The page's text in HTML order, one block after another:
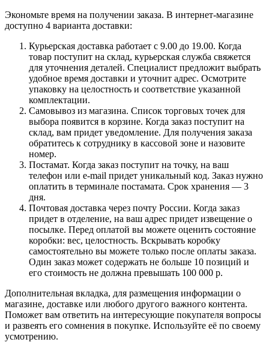
Экономьте время на получении заказа. В интернет-магазине
доступно 4 варианта доставки:
Курьерская доставка работает с 9.00 до 19.00. Когда
товар поступит на склад, курьерская служба свяжется
для уточнения деталей. Специалист предложит выбрать
удобное время доставки и уточнит адрес. Осмотрите
упаковку на целостность и соответствие указанной
комплектации.
Самовывоз из магазина. Список торговых точек для
выбора появится в корзине. Когда заказ поступит на
склад, вам придет уведомление. Для получения заказа
обратитесь к сотруднику в кассовой зоне и назовите
номер.
Постамат. Когда заказ поступит на точку, на ваш
телефон или e-mail придет уникальный код. Заказ нужно
оплатить в терминале постамата. Срок хранения — 3
дня.
Почтовая доставка через почту России. Когда заказ
придет в отделение, на ваш адрес придет извещение о
посылке. Перед оплатой вы можете оценить состояние
коробки: вес, целостность. Вскрывать коробку
самостоятельно вы можете только после оплаты заказа.
Один заказ может содержать не больше 10 позиций и
его стоимость не должна превышать 100 000 р.
Дополнительная вкладка, для размещения информации о
магазине, доставке или любого другого важного контента.
Поможет вам ответить на интересующие покупателя вопросы
и развеять его сомнения в покупке. Используйте её по своему
усмотрению.